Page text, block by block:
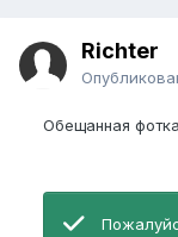
Richter
Обещанная